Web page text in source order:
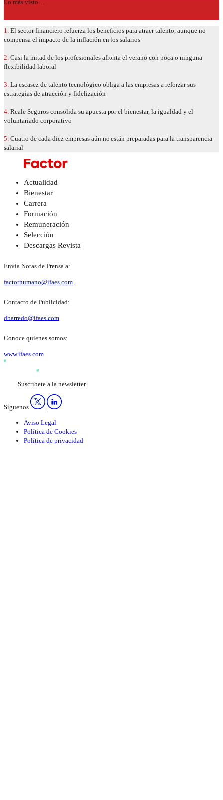
Lo más visto…
1. El sector financiero refuerza los beneficios para atraer talento, aunque no
compensa el impacto de la inflación en los salarios
2. Casi la mitad de los profesionales afronta el verano con poca o ninguna
flexibilidad laboral
3. La escasez de talento tecnológico obliga a las empresas a reforzar sus
estrategias de atracción y fidelización
4. Reale Seguros consolida su apuesta por el bienestar, la igualdad y el
voluntariado corporativo
5. Cuatro de cada diez empresas aún no están preparadas para la transparencia
salarial
Actualidad
Bienestar
Carrera
Formación
Remuneración
Selección
Descargas Revista
Envía Notas de Prensa a:
factorhumano@ifaes.com
Contacto de Publicidad:
dbarredo@ifaes.com
Conoce quienes somos:
www.ifaes.com
Suscríbete a la newsletter
Síguenos
Aviso Legal
Política de Cookies
Política de privacidad